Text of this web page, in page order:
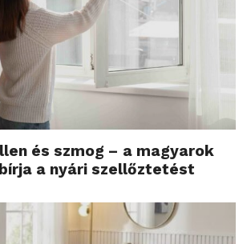
és szmog – a magyarok
a nyári szellőztetést